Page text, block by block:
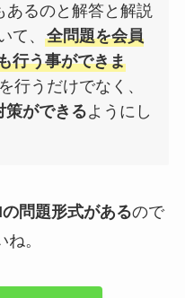
あるのと解答と解説
て、全問題を会員
行う事ができま
行うだけでなく、
策ができるようにし
問題形式があるので
。